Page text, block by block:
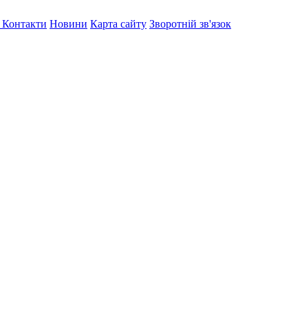
Контакти Новини Карта сайту Зворотній зв'язок